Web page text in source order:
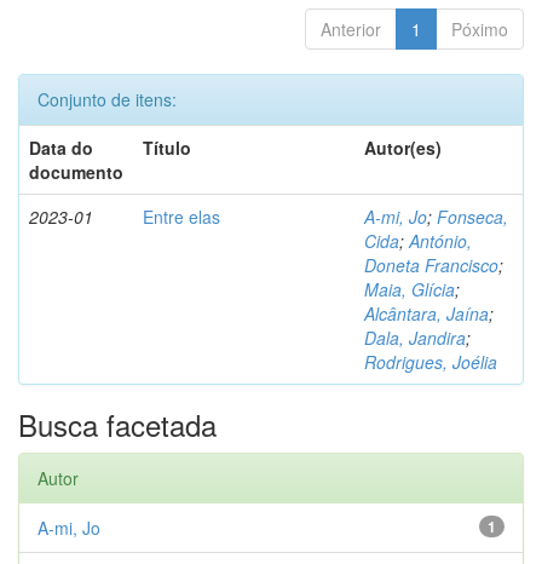
Anterior 1 Póximo
Conjunto de itens:
Data do
documento
Título Autor(es)
2023-01 Entre elas A-mi, Jo; Fonseca,
Cida;António,
Doneta Francisco;
Maia, Glícia;
Alcântara, Jaína;
Dala, Jandira;
Rodrigues, Joélia
Busca facetada
Autor
1
A-mi, Jo